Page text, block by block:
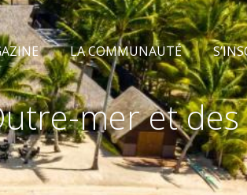
LA COMMUNAUTÉ
mer et